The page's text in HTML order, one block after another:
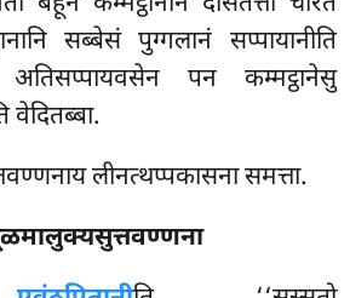
सब्बेसं पुग्गलानं सप्पायानीति
पन कम्मट्ठानेसु
वेदितब्बा.
लीनत्थप्पकासना समत्ता.